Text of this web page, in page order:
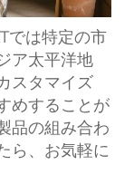
では特定の市
ア太平洋地
スタマイズ
めすることが
品の組み合わ
ら、お気軽に